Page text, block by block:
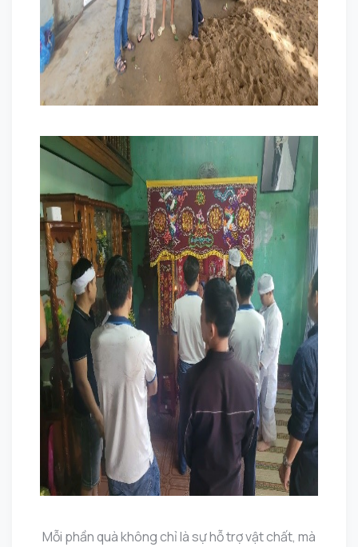
Mỗi phần quà không chỉ là sự hỗ trợ vật chất, mà